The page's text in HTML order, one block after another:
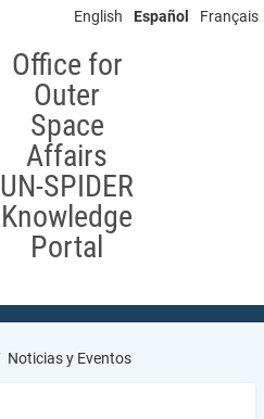
English Español Français
Office for
Outer
Space
Affairs
UN-SPIDER
Knowledge
Portal
Noticias y Eventos